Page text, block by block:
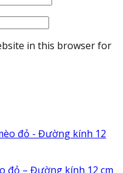
in this browser for
đỏ – Đường kính 12 cm